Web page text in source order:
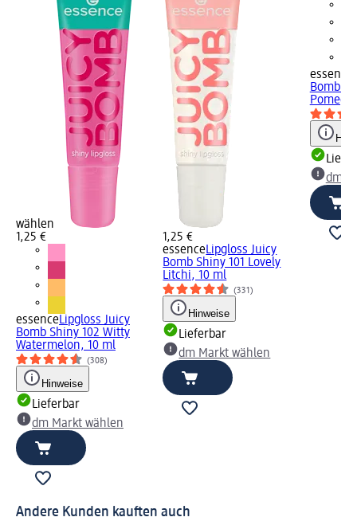
wählen
1,25 €
essenceLipgloss Juicy
Bomb Shiny 102 Witty
Watermelon, 10 ml
(308)
Hinweise
Lieferbar
dm Markt wählen
1,25 €
essenceLipgloss Juicy
Bomb Shiny 101 Lovely
Litchi, 10 ml
(331)
Hinweise
Lieferbar
dm Markt wählen
essence
Bomb
dm
Andere Kunden kauften auch